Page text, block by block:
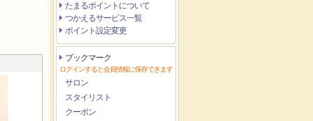
たまるポイントについて
つかえるサービス一覧
ポイント設定変更
ブックマーク
ログインすると会員情報に保存できます
サロン
スタイリスト
クーポン